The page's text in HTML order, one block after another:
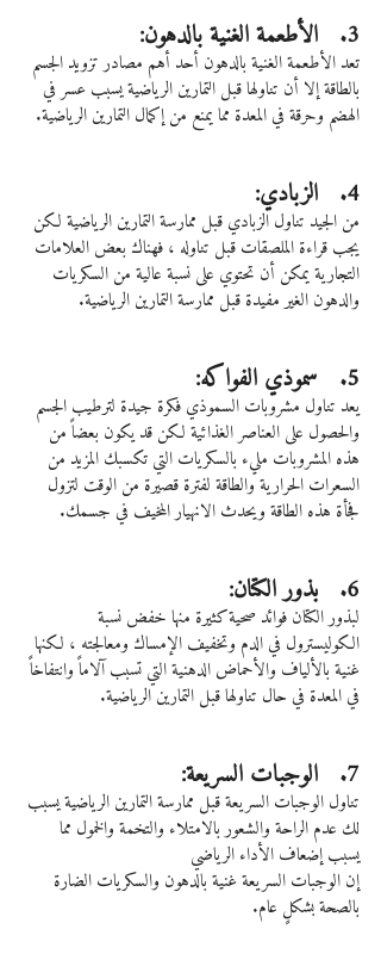
3.   الأطعمة الغنية بالدهون:
تعد الأطعمة الغنية بالدهون أحد أهم مصادر تزويد الجسم
بالطاقة إلا أن تناولها قبل التمارين الرياضية يسبب عسر في
الهضم وحرقة في المعدة مما يمنع من إكمال التمارين الرياضية.
4.   الزبادي:
من الجيد تناول الزبادي قبل ممارسة التمارين الرياضية لكن
يجب قراءة الملصقات قبل تناوله ، فهناك بعض العلامات
التجارية يمكن أن تحتوي على نسبة عالية من السكريات
والدهون الغير مفيدة قبل ممارسة التمارين الرياضية.
5.   سموذي الفواكه:
يعد تناول مشروبات السموذي فكرة جيدة لترطيب الجسم
والحصول على العناصر الغذائية لكن قد يكون بعضاً من
هذه المشروبات مليء بالسكريات التي تكسبك المزيد من
السعرات الحرارية والطاقة لفترة قصيرة من الوقت لتزول
فجأة هذه الطاقة ويحدث الانهيار المخيف في جسمك.
6.   بذور الكتان:
لبذور الكتان فوائد صحية كثيرة منها خفض نسبة
الكوليسترول في الدم وتخفيف الإمساك ومعالجته ، لكنها
غنية بالألياف والأحماض الدهنية التي تسبب آلاماً وانتفاخاً
في المعدة في حال تناولها قبل التمارين الرياضية.
7.   الوجبات السريعة:
تناول الوجبات السريعة قبل ممارسة التمارين الرياضية يسبب
لك عدم الراحة والشعور بالامتلاء والتخمة والخمول مما
يسبب إضعاف الأداء الرياضي
إن الوجبات السريعة غنية بالدهون والسكريات الضارة
بالصحة بشكلٍ عام.